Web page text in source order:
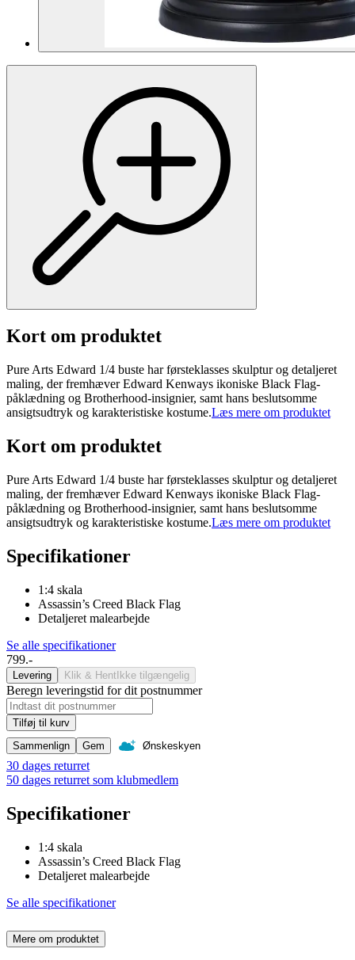
Kort om produktet
Pure Arts Edward 1/4 buste har førsteklasses skulptur og detaljeret
maling, der fremhæver Edward Kenways ikoniske Black Flag-
påklædning og Brotherhood-insignier, samt hans beslutsomme
ansigtsudtryk og karakteristiske kostume.Læs mere om produktet
Kort om produktet
Pure Arts Edward 1/4 buste har førsteklasses skulptur og detaljeret
maling, der fremhæver Edward Kenways ikoniske Black Flag-
påklædning og Brotherhood-insignier, samt hans beslutsomme
ansigtsudtryk og karakteristiske kostume.Læs mere om produktet
Specifikationer
1:4 skala
Assassin’s Creed Black Flag
Detaljeret malearbejde
Se alle specifikationer
799.-
Levering Klik & Hent Ikke tilgængelig
Beregn leveringstid for dit postnummer
Tilføj til kurv
Sammenlign
Gem Ønskeskyen
30 dages returret
50 dages returret som klubmedlem
Specifikationer
1:4 skala
Assassin’s Creed Black Flag
Detaljeret malearbejde
Se alle specifikationer
Mere om produktet